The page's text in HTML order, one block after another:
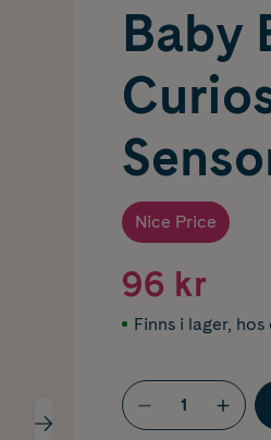
Baby
Nice Price
96 kr
Finns i lager, hos